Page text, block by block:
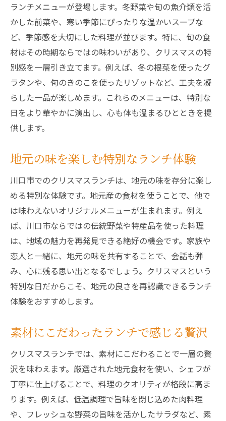
ランチメニューが登場します。冬野菜や旬の魚介類を活
かした前菜や、寒い季節にぴったりな温かいスープな
ど、季節感を大切にした料理が並びます。特に、旬の食
材はその時期ならではの味わいがあり、クリスマスの特
別感を一層引き立てます。例えば、冬の根菜を使ったグ
ラタンや、旬のきのこを使ったリゾットなど、工夫を凝
らした一品が楽しめます。これらのメニューは、特別な
日をより華やかに演出し、心も体も温まるひとときを提
供します。
地元の味を楽しむ特別なランチ体験
川口市でのクリスマスランチは、地元の味を存分に楽し
める特別な体験です。地元産の食材を使うことで、他で
は味わえないオリジナルメニューが生まれます。例え
ば、川口市ならではの伝統野菜や特産品を使った料理
は、地域の魅力を再発見できる絶好の機会です。家族や
恋人と一緒に、地元の味を共有することで、会話も弾
み、心に残る思い出となるでしょう。クリスマスという
特別な日だからこそ、地元の良さを再認識できるランチ
体験をおすすめします。
素材にこだわったランチで感じる贅沢
クリスマスランチでは、素材にこだわることで一層の贅
沢を味わえます。厳選された地元食材を使い、シェフが
丁寧に仕上げることで、料理のクオリティが格段に高ま
ります。例えば、低温調理で旨味を閉じ込めた肉料理
や、フレッシュな野菜の旨味を活かしたサラダなど、素